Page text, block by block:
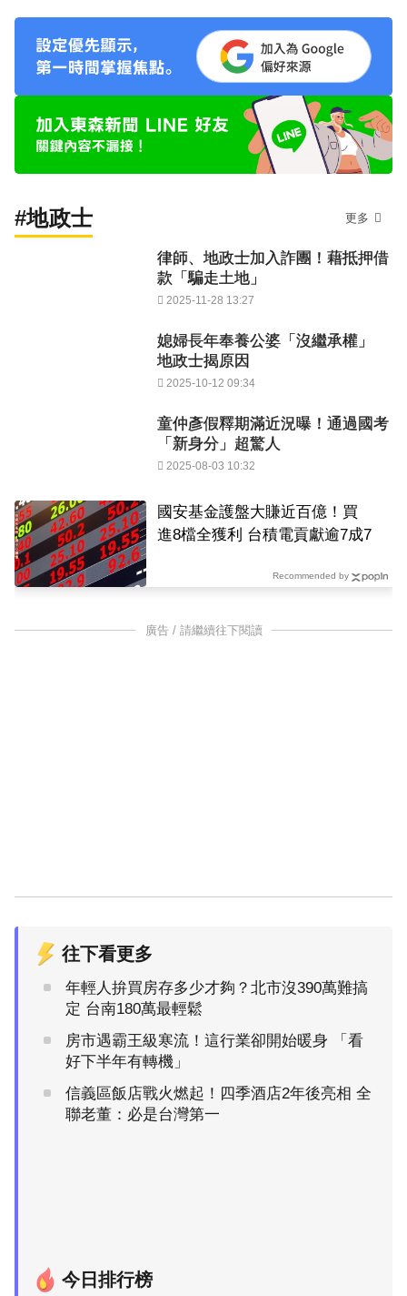
#地政士 更多
律師、地政士加入詐團！藉抵押借
款「騙走土地」
2025-11-28 13:27
媳婦長年奉養公婆「沒繼承權」
地政士揭原因
2025-10-12 09:34
童仲彥假釋期滿近況曝！通過國考
「新身分」超驚人
2025-08-03 10:32
國安基金護盤大賺近百億！買
進8檔全獲利 台積電貢獻逾7成7
Recommended by
廣告 / 請繼續往下閱讀
往下看更多
年輕人拚買房存多少才夠？北市沒390萬難搞
定 台南180萬最輕鬆
房市遇霸王級寒流！這行業卻開始暖身 「看
好下半年有轉機」
信義區飯店戰火燃起！四季酒店2年後亮相 全
聯老董：必是台灣第一
今日排行榜